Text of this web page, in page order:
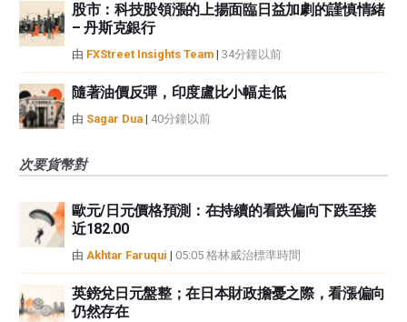
股市：科技股領漲的上揚面臨日益加劇的謹慎情緒
– 丹斯克銀行
由 FXStreet Insights Team | 34分鐘以前
隨著油價反彈，印度盧比小幅走低
由 Sagar Dua | 40分鐘以前
次要貨幣對
歐元/日元價格預測：在持續的看跌偏向下跌至接
近182.00
由 Akhtar Faruqui | 05:05 格林威治標準時間
英鎊兌日元盤整；在日本財政擔憂之際，看漲偏向
仍然存在